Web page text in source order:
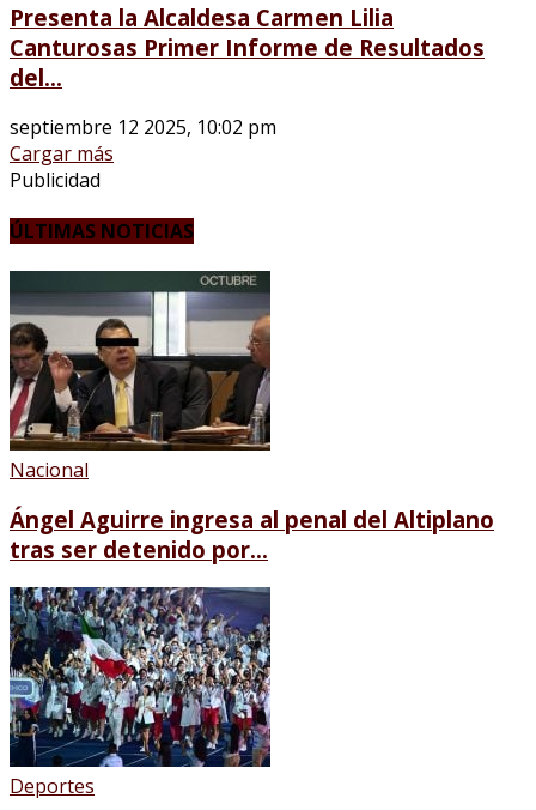
Presenta la Alcaldesa Carmen Lilia
Canturosas Primer Informe de Resultados
del...
septiembre 12 2025, 10:02 pm
Cargar más
Publicidad
ÚLTIMAS NOTICIAS
Nacional
Ángel Aguirre ingresa al penal del Altiplano
tras ser detenido por...
Deportes